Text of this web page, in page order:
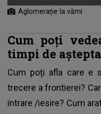
Aglomerație la vămi
Cum poţi
timpi de
Cum poți afla care e
trecere a frontierei?
intrare /iesire? Cum